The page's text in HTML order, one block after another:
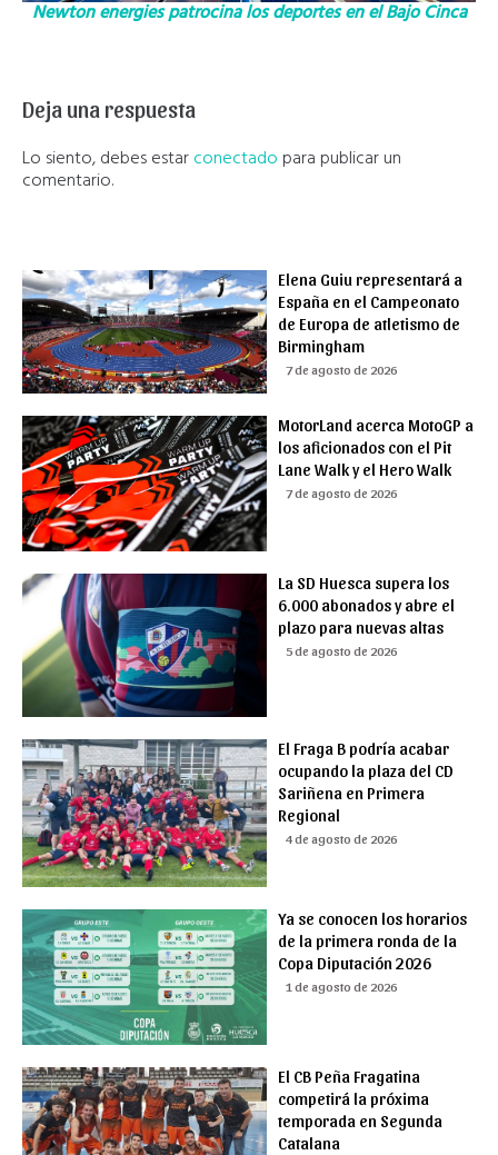
Newton energies patrocina los deportes en el Bajo Cinca
Deja una respuesta
Lo siento, debes estarconectado para publicar un
comentario.
Elena Guiu representará a
España en el Campeonato
de Europa de atletismo de
Birmingham
7 de agosto de 2026
MotorLand acerca MotoGP a
los aficionados con el Pit
Lane Walk y el Hero Walk
7 de agosto de 2026
La SD Huesca supera los
6.000 abonados y abre el
plazo para nuevas altas
5 de agosto de 2026
El Fraga B podría acabar
ocupando la plaza del CD
Sariñena en Primera
Regional
4 de agosto de 2026
Ya se conocen los horarios
de la primera ronda de la
Copa Diputación 2026
1 de agosto de 2026
El CB Peña Fragatina
competirá la próxima
temporada en Segunda
Catalana